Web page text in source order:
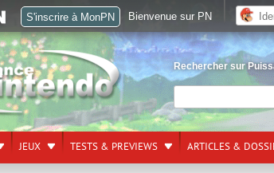
Rechercher sur
JEUX TESTS & PREVIEWS ARTICLES &
S'inscrire à MonPN Bienvenue sur PN